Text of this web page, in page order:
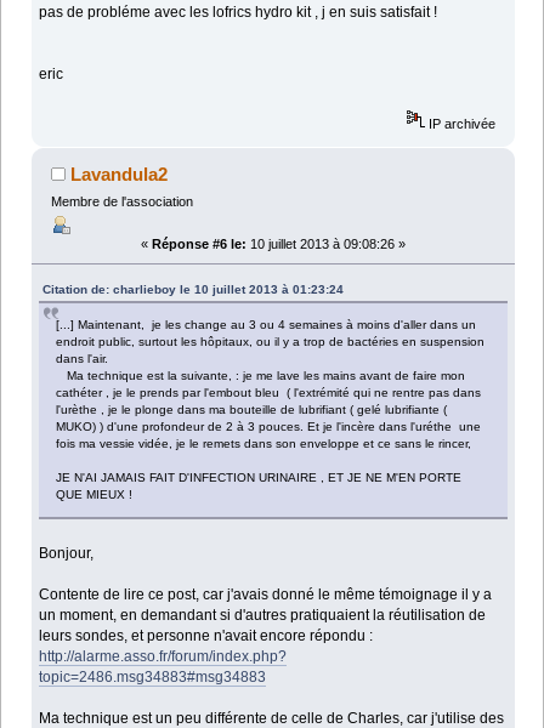
pas de probléme avec les lofrics hydro kit , j en suis satisfait !
eric
IP archivée
Lavandula2
Membre de l'association
« Réponse #6 le: 10 juillet 2013 à 09:08:26 »
Citation de: charlieboy le 10 juillet 2013 à 01:23:24
[...] Maintenant, je les change au 3 ou 4 semaines à moins d'aller dans un
endroit public, surtout les hôpitaux, ou il y a trop de bactéries en suspension
dans l'air.
Ma technique est la suivante, : je me lave les mains avant de faire mon
cathéter , je le prends par l'embout bleu ( l'extrémité qui ne rentre pas dans
l'urèthe , je le plonge dans ma bouteille de lubrifiant ( gelé lubrifiante (
MUKO) ) d'une profondeur de 2 à 3 pouces. Et je l'incère dans l'uréthe une
fois ma vessie vidée, je le remets dans son enveloppe et ce sans le rincer,
JE N'AI JAMAIS FAIT D'INFECTION URINAIRE , ET JE NE M'EN PORTE
QUE MIEUX !
Bonjour,
Contente de lire ce post, car j'avais donné le même témoignage il y a
un moment, en demandant si d'autres pratiquaient la réutilisation de
leurs sondes, et personne n'avait encore répondu :
http://alarme.asso.fr/forum/index.php?
topic=2486.msg34883#msg34883
Ma technique est un peu différente de celle de Charles, car j'utilise des